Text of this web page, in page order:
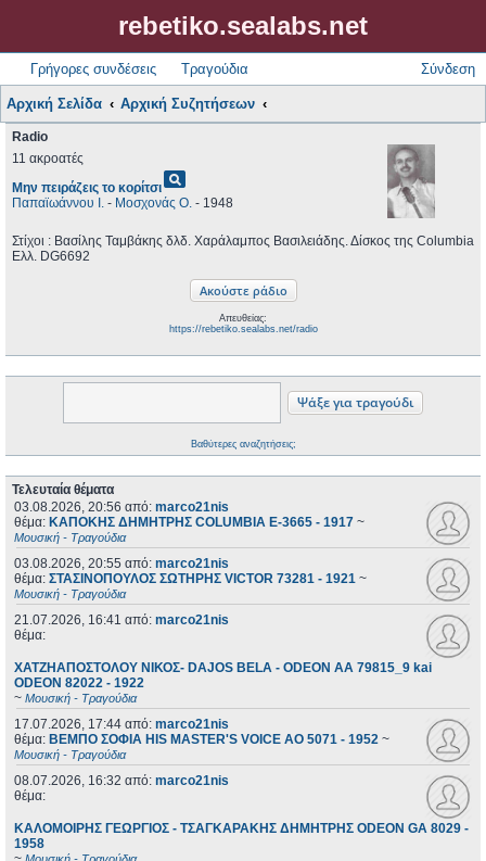
rebetiko.sealabs.net
Γρήγορες συνδέσεις Τραγούδια Σύνδεση
Αρχική Σελίδα Αρχική Συζητήσεων
Radio
11 ακροατές
Μην πειράζεις το κορίτσιpageview
Παπαϊωάννου Ι. - Μοσχονάς Ο. - 1948
Στίχοι : Βασίλης Ταμβάκης δλδ. Χαράλαμπος Βασιλειάδης. Δίσκος της Columbia
Ελλ. DG6692
Απευθείας:
https://rebetiko.sealabs.net/radio
Βαθύτερες αναζητήσεις;
Τελευταία θέματα
03.08.2026, 20:56 από: marco21nis
θέμα: ΚΑΠΟΚΗΣ ΔΗΜΗΤΡΗΣ COLUMBIA E-3665 - 1917 ~
Μουσική - Τραγούδια
03.08.2026, 20:55 από: marco21nis
θέμα: ΣΤΑΣΙΝΟΠΟΥΛΟΣ ΣΩΤΗΡΗΣ VICTOR 73281 - 1921 ~
Μουσική - Τραγούδια
21.07.2026, 16:41 από: marco21nis
θέμα:
ΧΑΤΖΗΑΠΟΣΤΟΛΟΥ ΝΙΚΟΣ- DAJOS BELA - ODEON AA 79815_9 kai
ODEON 82022 - 1922
~ Μουσική - Τραγούδια
17.07.2026, 17:44 από: marco21nis
θέμα: ΒΕΜΠΟ ΣΟΦΙΑ HIS MASTER'S VOICE AO 5071 - 1952 ~
Μουσική - Τραγούδια
08.07.2026, 16:32 από: marco21nis
θέμα:
ΚΑΛΟΜΟΙΡΗΣ ΓΕΩΡΓΙΟΣ - ΤΣΑΓΚΑΡΑΚΗΣ ΔΗΜΗΤΡΗΣ ODEON GA 8029 -
1958